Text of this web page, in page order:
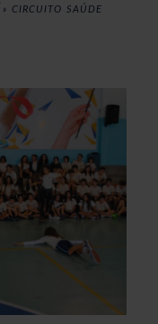
» CIRCUITO SAÚDE